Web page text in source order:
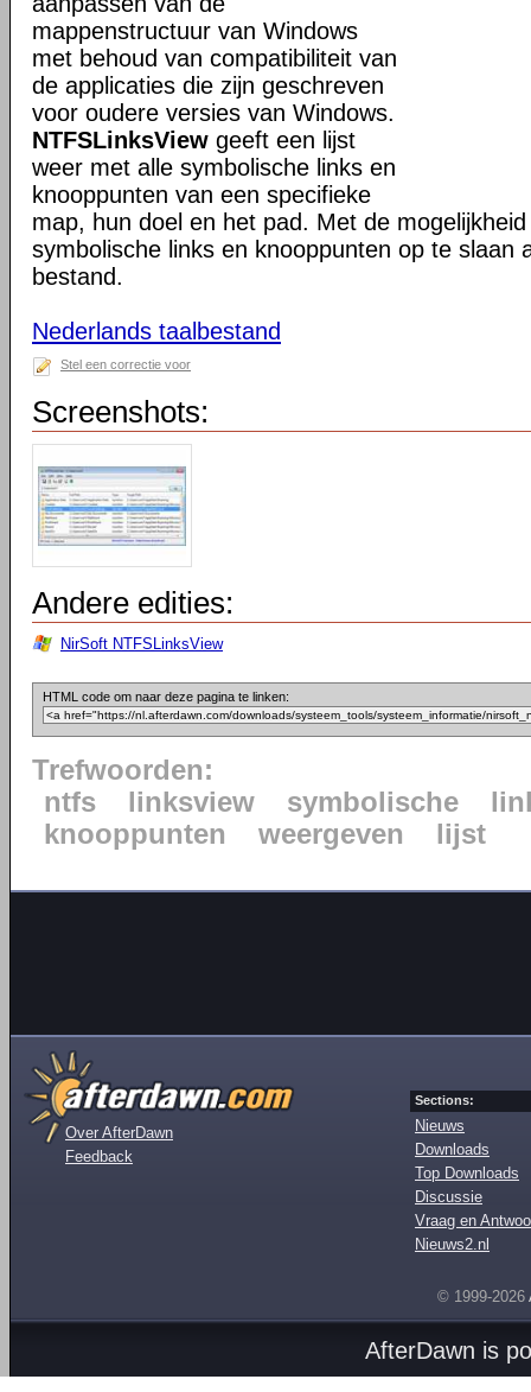
mappenstructuur van Windows
met behoud van compatibiliteit van
de applicaties die zijn geschreven
voor oudere versies van Windows.
NTFSLinksView geeft een lijst
weer met alle symbolische links en
knooppunten van een specifieke
map, hun doel en het pad. Met de
symbolische links en knooppunten op te slaan
bestand.
Nederlands taalbestand
Stel een correctie voor
Screenshots:
Andere edities:
NirSoft NTFSLinksView
HTML code om naar deze pagina te linken:
Trefwoorden:
ntfs
linksview symbolische
knooppunten
weergeven lijst
Over AfterDawn
Feedback
Sections:
Nieuws
Downloads
Top Downloads
Discussie
Vraag en
Nieuws2.nl
© 1999-2026
AfterDawn is